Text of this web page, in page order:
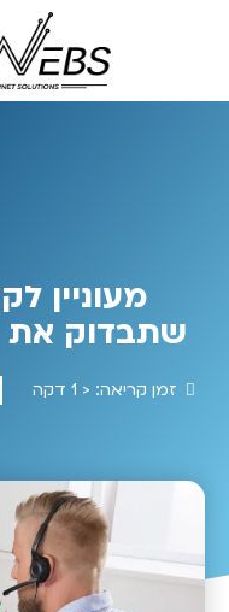
מעוניין
שתבדוק את
זמן קריאה: < 1 דקה